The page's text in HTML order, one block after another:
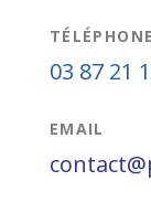
TÉLÉPHONE
03 87 21
EMAIL